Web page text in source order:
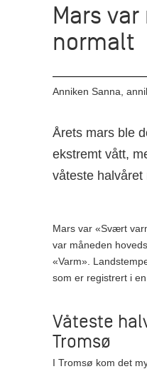
Mars
normalt
Anniken Sanna,
Årets mars ble
ekstremt vått,
våteste halvåret
Mars var «Svært
var måneden
«Varm».
som er registrert i
Våteste
Tromsø
I Tromsø kom det